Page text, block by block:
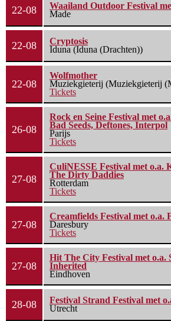
22-08
Waailand Outdoor Festival
Made
22-08
Cryptosis
Iduna (Iduna (Drachten))
22-08
Wolfmother
Muziekgieterij (Muziekgieterij
Tickets
26-08
Rock en Seine Festival met
Bad Seeds, Deftones, Interpol
Parijs
Tickets
27-08
CuliNESSE Festival met o.a.
The Dirty Daddies
Rotterdam
Tickets
27-08
Creamfields Festival met o.a.
Daresbury
Tickets
27-08
Hit The City Festival met o.a.
Inherited
Eindhoven
28-08
Festival Strand Festival met
Utrecht